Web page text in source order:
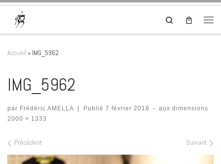
Skip to content
Search
Accueil » IMG_5962
IMG_5962
par Frédéric AMELLA | Publié 7 février 2018 -
aux dimensions
2000 × 1333
Navigation dans les images
Précédent Suivant